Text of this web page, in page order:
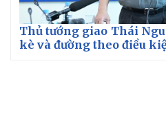
Thủ tướng giao Thái
kè và đường theo điều